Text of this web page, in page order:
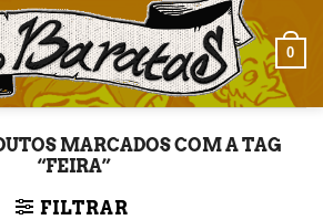
0
MARCADOS COM A TAG
“FEIRA”
FILTRAR